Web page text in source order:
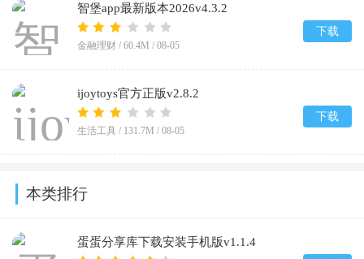
智堡app最新版本2026v4.3.2
金融理财 / 60.4M / 08-05
下载
ijoytoys官方正版v2.8.2
生活工具 / 131.7M / 08-05
下载
本类排行
蛋蛋分享库下载安装手机版v1.1.4